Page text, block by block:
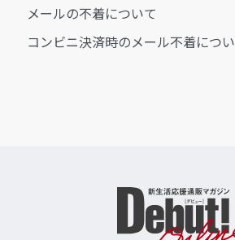
メールの不着について
コンビニ決済時のメール不着につ